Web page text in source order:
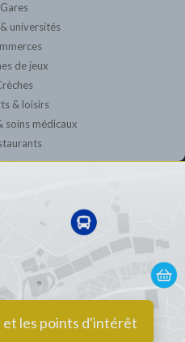
Gares
universités
de jeux
& loisirs
soins médicaux
les points d'intérêt